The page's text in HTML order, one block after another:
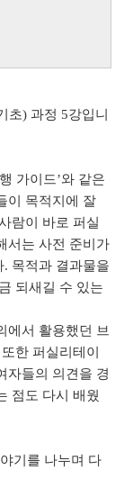
초) 과정 5강입니
가이드’와 같은
이 목적지에 잘
람이 바로 퍼실
서는 사전 준비가
목적과 결과물을
되새길 수 있는
에서 활용했던 브
한 퍼실리테이
자들의 의견을 경
점도 다시 배웠
기를 나누며 다